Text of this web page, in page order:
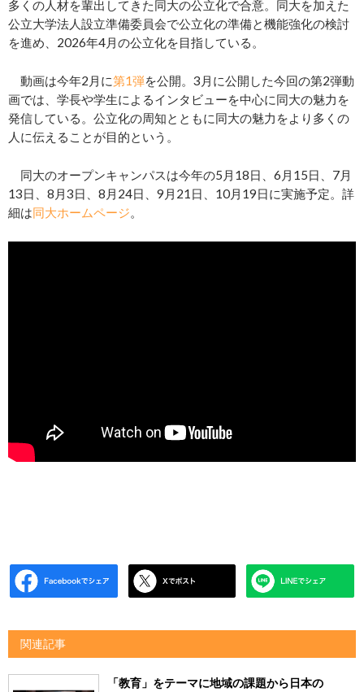
多くの人材を輩出してきた同大の公立化で合意。同大を加えた
公立大学法人設立準備委員会で公立化の準備と機能強化の検討
を進め、2026年4月の公立化を目指している。
動画は今年2月に第1弾を公開。3月に公開した今回の第2弾動
画では、学長や学生によるインタビューを中心に同大の魅力を
発信している。公立化の周知とともに同大の魅力をより多くの
人に伝えることが目的という。
同大のオープンキャンパスは今年の5月18日、6月15日、7月
13日、8月3日、8月24日、9月21日、10月19日に実施予定。詳
細は同大ホームページ。
関連記事
「教育」をテーマに地域の課題から日本の